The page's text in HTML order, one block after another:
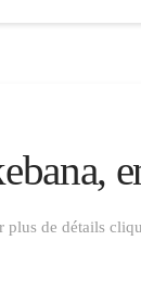
plus de détails